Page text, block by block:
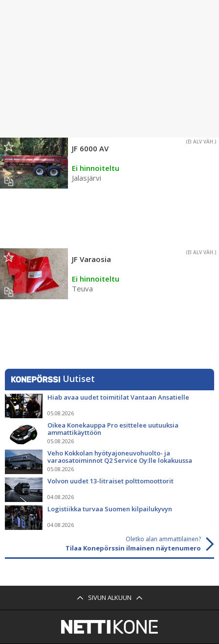
(EI ALV VÄH.)
JF 6000 AV
Ei hinnoiteltu
Jalasjärvi
(EI ALV VÄH.)
JF Varaosia
Ei hinnoiteltu
Teuva
Uutiset
Hiab avaa uudet toimitilat Vantaan Ansatielle
05.08.2026
Oikea Konekauppa Pro esittelee uutuuksia
ammattikäyttöön
05.08.2026
Veho Kokkolan hyötyajoneuvohuolto- ja
varaosatoiminnot Q2 Service Oy:lle lokakuussa
05.08.2026
Volvon uudet 13-litraiset polttomoottorit
04.08.2026
Logistiikka turvaa Suomen kilpailukyvyn
04.08.2026
Oletko alan ammattilainen?
Tilaa Konepörssin ilmainen näytenumero
SIVUN ALKUUN